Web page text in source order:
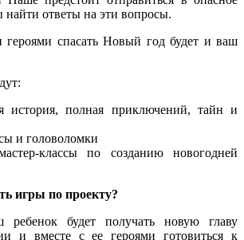
найти ответы на эти вопросы.
героями спасать Новый год будет и ваш
история, полная приключений, тайн и
и головоломки
классы по созданию новогодней
игры по проекту?
будет получать новую главу
и вместе с ее героями готовиться к